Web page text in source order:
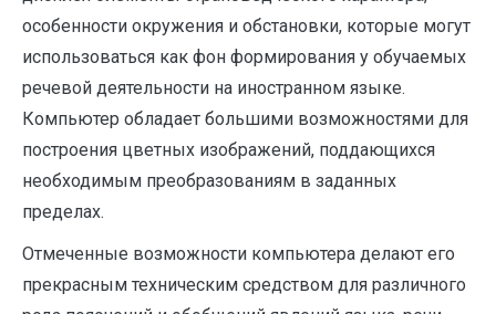
особенности окружения и обстановки, которые могут
использоваться как фон формирования у обучаемых
речевой деятельности на иностранном языке.
Компьютер обладает большими возможностями для
построения цветных изображений, поддающихся
необходимым преобразованиям в заданных
пределах.
Отмеченные возможности компьютера делают его
прекрасным техническим средством для различного